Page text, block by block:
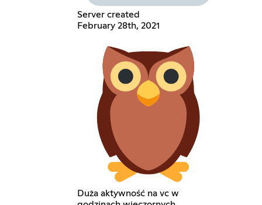
Server created
February 28th, 2021
Duża aktywność na vc w